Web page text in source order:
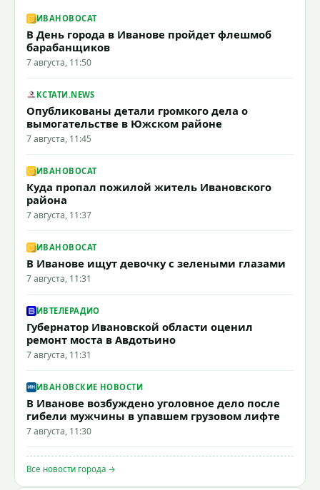
ИВАНОВОCAT
В День города в Иванове пройдет флешмоб
барабанщиков
7 августа, 11:50
КСТАТИ.NEWS
Опубликованы детали громкого дела о
вымогательстве в Южском районе
7 августа, 11:45
ИВАНОВОCAT
Куда пропал пожилой житель Ивановского
района
7 августа, 11:37
ИВАНОВОCAT
В Иванове ищут девочку с зелеными глазами
7 августа, 11:31
ИВТЕЛЕРАДИО
Губернатор Ивановской области оценил
ремонт моста в Авдотьино
7 августа, 11:31
ИВАНОВСКИЕ НОВОСТИ
В Иванове возбуждено уголовное дело после
гибели мужчины в упавшем грузовом лифте
7 августа, 11:30
Все новости города →